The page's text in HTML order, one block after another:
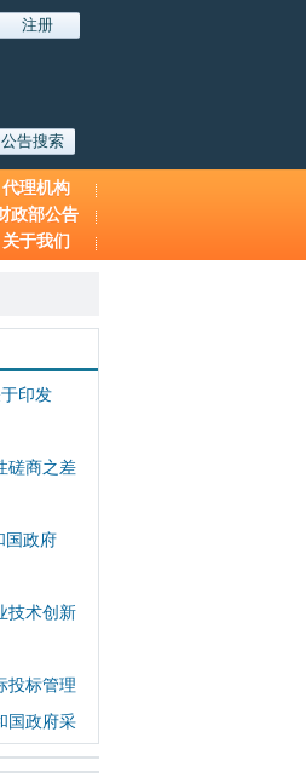
代理机构
政部公告
关于我们
印发
磋商之差
国政府
技术创新
投标管理
国政府采